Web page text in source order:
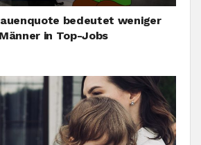
bedeutet weniger
in Top-Jobs